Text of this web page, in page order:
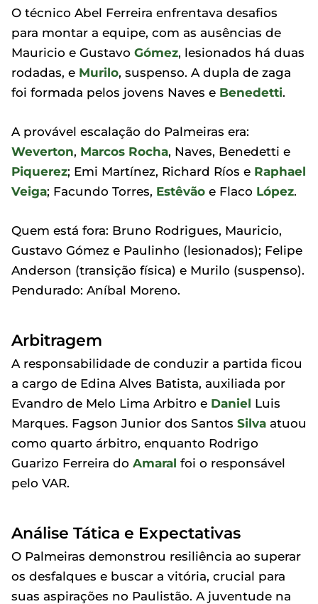
O técnico Abel Ferreira enfrentava desafios
para montar a equipe, com as ausências de
Mauricio e Gustavo Gómez, lesionados há duas
rodadas, e Murilo, suspenso. A dupla de zaga
foi formada pelos jovens Naves e Benedetti.
A provável escalação do Palmeiras era:
Weverton, Marcos Rocha, Naves, Benedetti e
Piquerez; Emi Martínez, Richard Ríos e Raphael
Veiga; Facundo Torres, Estêvão e Flaco López.
Quem está fora: Bruno Rodrigues, Mauricio,
Gustavo Gómez e Paulinho (lesionados); Felipe
Anderson (transição física) e Murilo (suspenso).
Pendurado: Aníbal Moreno.
Arbitragem
A responsabilidade de conduzir a partida ficou
a cargo de Edina Alves Batista, auxiliada por
Evandro de Melo Lima Arbitro e Daniel Luis
Marques. Fagson Junior dos Santos Silva atuou
como quarto árbitro, enquanto Rodrigo
Guarizo Ferreira do Amaral foi o responsável
pelo VAR.
Análise Tática e Expectativas
O Palmeiras demonstrou resiliência ao superar
os desfalques e buscar a vitória, crucial para
suas aspirações no Paulistão. A juventude na